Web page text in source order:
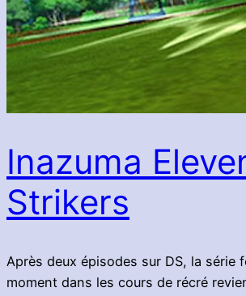
Inazuma
Strikers
Après deux épisodes sur DS, la série
moment dans les cours de récré